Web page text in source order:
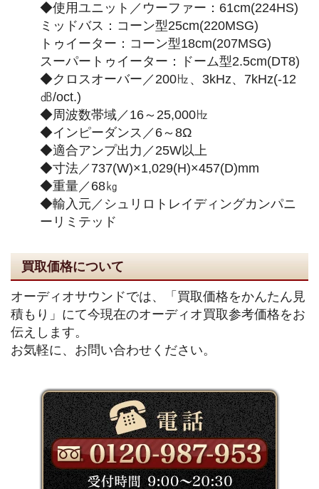
◆使用ユニット／ウーファー：61cm(224HS)
ミッドバス：コーン型25cm(220MSG)
トゥイーター：コーン型18cm(207MSG)
スーパートゥイーター：ドーム型2.5cm(DT8)
◆クロスオーバー／200㎐、3kHz、7kHz(-12
㏈/oct.)
◆周波数帯域／16～25,000㎐
◆インピーダンス／6～8Ω
◆適合アンプ出力／25W以上
◆寸法／737(W)×1,029(H)×457(D)mm
◆重量／68㎏
◆輸入元／シュリロトレイディングカンパニ
ーリミテッド
買取価格について
オーディオサウンドでは、「買取価格をかんたん見
積もり」にて今現在のオーディオ買取参考価格をお
伝えします。
お気軽に、お問い合わせください。